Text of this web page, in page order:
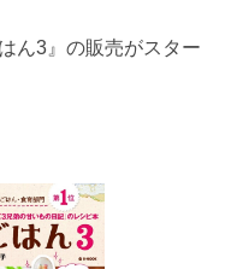
ん3』の販売がスター